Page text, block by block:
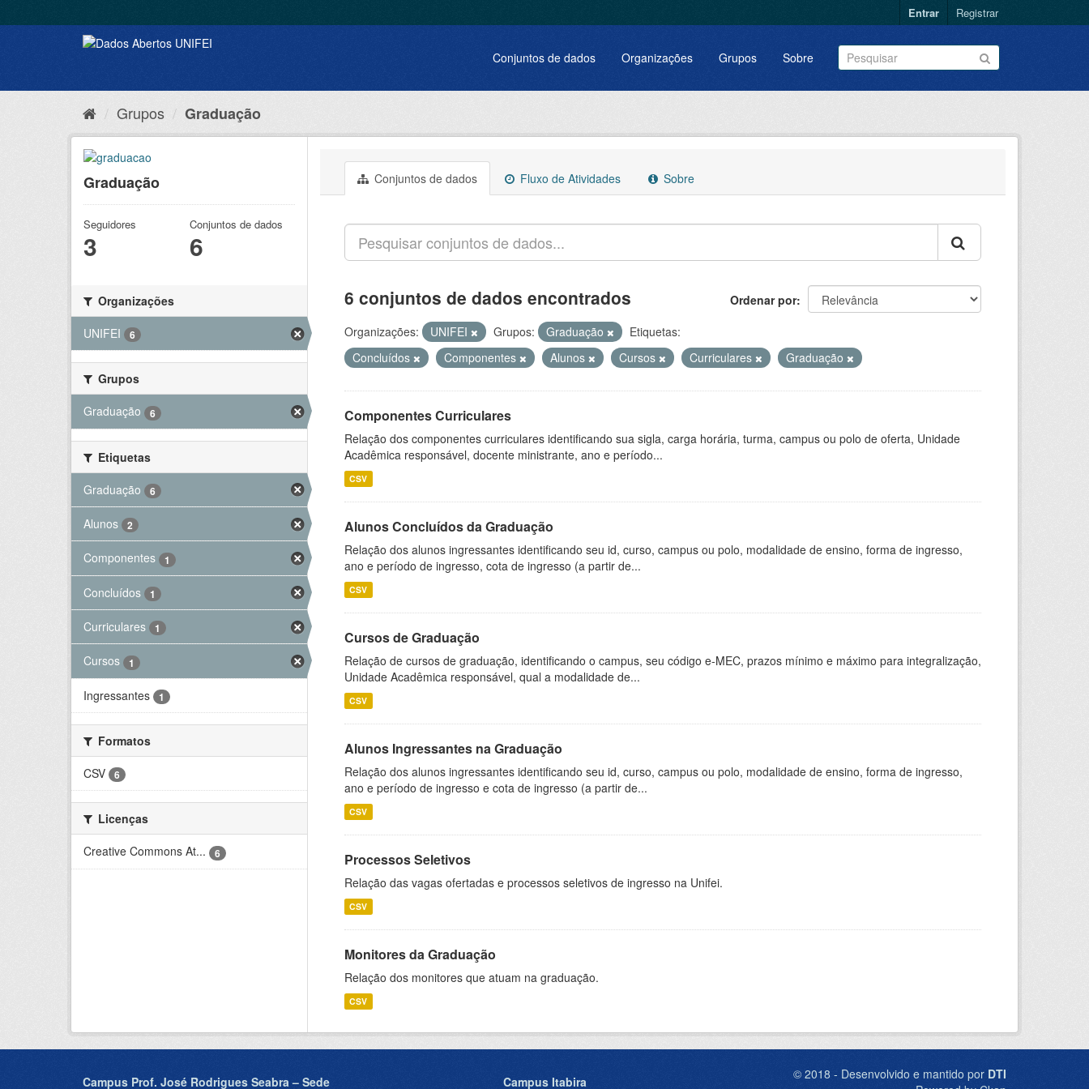
Entrar Registrar
Conjuntos de dados Organizações Grupos Sobre
Grupos Graduação
Graduação
Seguidores
3
Conjuntos de dados
6
Organizações
UNIFEI
6
Grupos
Graduação
6
Etiquetas
Graduação
6
Alunos 2
Componentes 1
Concluídos 1
Curriculares 1
Cursos 1
Ingressantes 1
Formatos
CSV
6
Licenças
Creative Commons At...
6
Conjuntos de dados Fluxo de Atividades Sobre
Ordenar por
6 conjuntos de dados encontrados
Organizações: UNIFEI Grupos: Graduação
Etiquetas:
Concluídos
Componentes Alunos Cursos Curriculares Graduação
Componentes Curriculares
Relação dos componentes curriculares identificando sua sigla, carga horária, turma, campus ou polo de oferta, Unidade
Acadêmica responsável, docente ministrante, ano e período...
CSV
Alunos Concluídos da Graduação
Relação dos alunos ingressantes identificando seu id, curso, campus ou polo, modalidade de ensino, forma de ingresso,
ano e período de ingresso, cota de ingresso (a partir de...
CSV
Cursos de Graduação
Relação de cursos de graduação, identificando o campus, seu código e-MEC, prazos mínimo e máximo para integralização,
Unidade Acadêmica responsável, qual a modalidade de...
CSV
Alunos Ingressantes na Graduação
Relação dos alunos ingressantes identificando seu id, curso, campus ou polo, modalidade de ensino, forma de ingresso,
ano e período de ingresso e cota de ingresso (a partir de...
CSV
Processos Seletivos
Relação das vagas ofertadas e processos seletivos de ingresso na Unifei.
CSV
Monitores da Graduação
Relação dos monitores que atuam na graduação.
CSV
Campus Prof. José Rodrigues Seabra – Sede Campus Itabira © 2018 - Desenvolvido e mantido por DTI